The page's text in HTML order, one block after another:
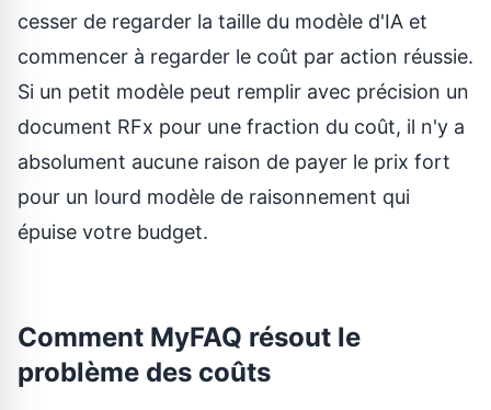
cesser de regarder la taille du modèle d'IA et
commencer à regarder le coût par action réussie.
Si un petit modèle peut remplir avec précision un
document RFx pour une fraction du coût, il n'y a
absolument aucune raison de payer le prix fort
pour un lourd modèle de raisonnement qui
épuise votre budget.
Comment MyFAQ résout le
problème des coûts